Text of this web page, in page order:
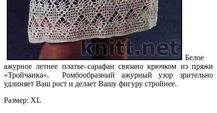
Белое
ажурное летнее платье–сарафан связано крючком из пряжи
«Тройчанка». Ромбообразный ажурныйузор зрительно
удлиняет Ваш рост и делает Вашу фигуру стройнее.
Размер: XL